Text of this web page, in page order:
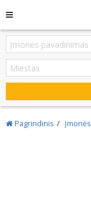
Pagrindinis Įmonės